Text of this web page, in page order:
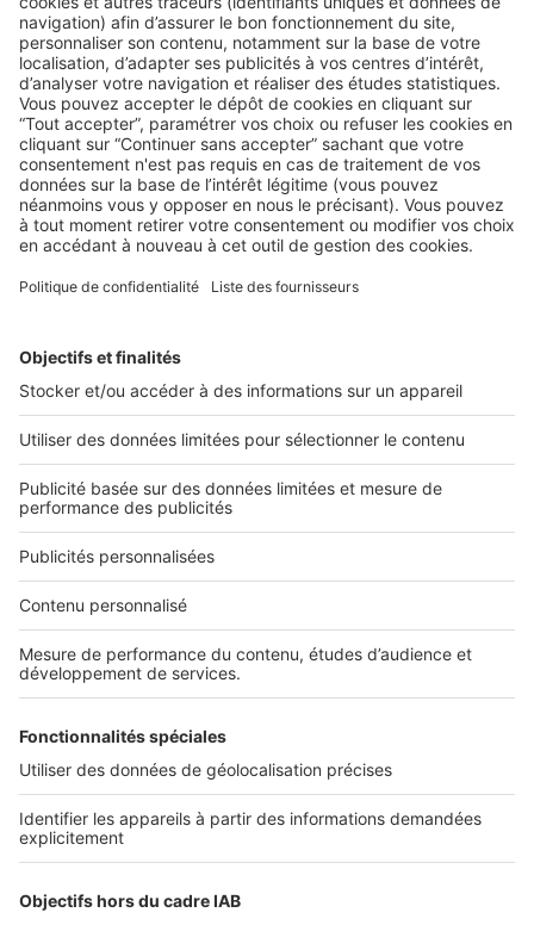
BUSINESS
Boost Social Immo : la solution pour
piloter et amplifier la visibilité de vos
annonces sur les réseaux sociaux
SeLoger lance aujourd’hui Boost Social Immo, un outil qui
vous donne la possibilité de mettre en avant ...
2 rue des Italiens 75009 Paris
01 53 38 80 00
Nos solutions pro
Actualités pro
Nous contacter